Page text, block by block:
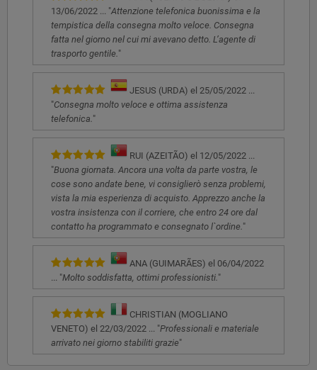
13/06/2022 ... "Attenzione telefonica buonissima e la
tempistica della consegna molto veloce. Consegna
fatta nel giorno nel cui mi avevano detto. L’agente di
trasporto gentile."
JESUS (URDA) el 25/05/2022 ...
"Consegna molto veloce e ottima assistenza
telefonica."
RUI (AZEITÃO) el 12/05/2022 ...
"Buona giornata. Ancora una volta da parte vostra, le
cose sono andate bene, vi consiglierò senza problemi,
vista la mia esperienza di acquisto. Apprezzo anche la
vostra insistenza con il corriere, che entro 24 ore dal
contatto ha programmato e consegnato l`ordine."
ANA (GUIMARÃES) el 06/04/2022
... "Molto soddisfatta, ottimi professionisti."
CHRISTIAN (MOGLIANO
VENETO) el 22/03/2022 ... "Professionali e materiale
arrivato nei giorno stabiliti grazie"